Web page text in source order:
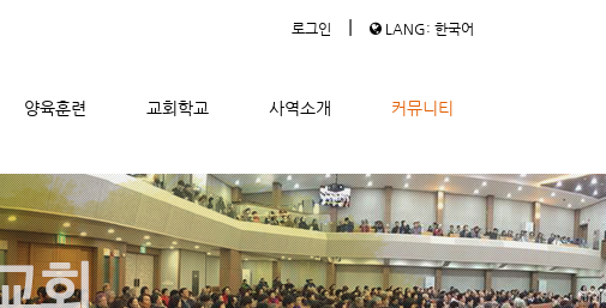
로그인 | LANG: 한국어
양육훈련 교회학교 사역소개 커뮤니티